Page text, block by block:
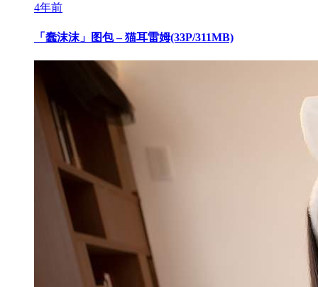
4年前
「蠢沫沫」图包 – 猫耳雷姆(33P/311MB)